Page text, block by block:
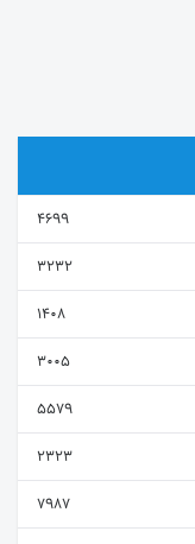
4699
3232
1408
3005
5579
2323
7987